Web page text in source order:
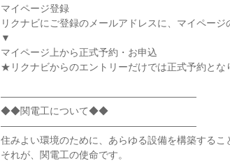
マイページ登録
リクナビにご登録のメールアドレスに、マイページ
▼
マイページ上から正式予約・お申込
★リクナビからのエントリーだけでは正式予約とな
――――――――――――――――――――
◆◆関電工について◆◆
――――――――――――――――――――
住みよい環境のために、あらゆる設備を構築するこ
それが、関電工の使命です。